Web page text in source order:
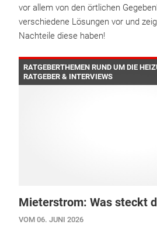
vor allem von den örtlichen
verschiedene Lösungen vor und
Nachteile diese haben!
RATGEBERTHEMEN RUND UM DIE
RATGEBER & INTERVIEWS
Mieterstrom: Was steckt
VOM 06. JUNI 2026